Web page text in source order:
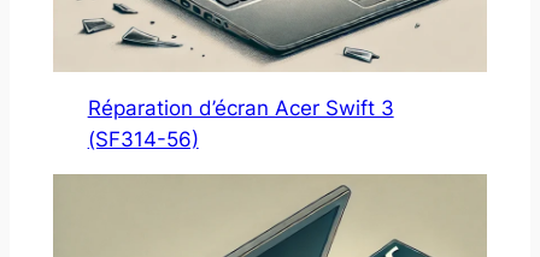
Réparation d’écran Acer Swift 3
(SF314-56)